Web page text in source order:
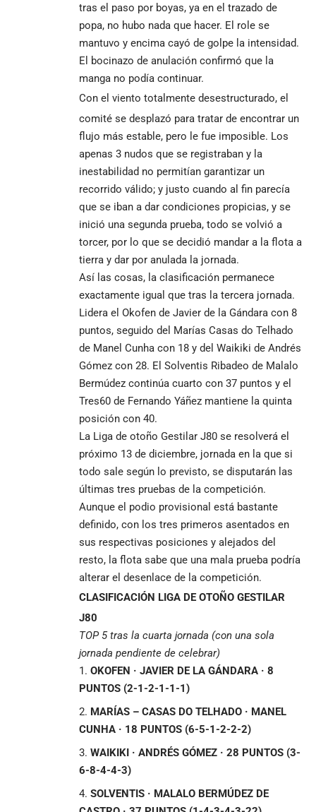
tras el paso por boyas, ya en el trazado de
popa, no hubo nada que hacer. El role se
mantuvo y encima cayó de golpe la intensidad.
El bocinazo de anulación confirmó que la
manga no podía continuar.
Con el viento totalmente desestructurado, el
comité se desplazó para tratar de encontrar un
flujo más estable, pero le fue imposible. Los
apenas 3 nudos que se registraban y la
inestabilidad no permitían garantizar un
recorrido válido; y justo cuando al fin parecía
que se iban a dar condiciones propicias, y se
inició una segunda prueba, todo se volvió a
torcer, por lo que se decidió mandar a la flota a
tierra y dar por anulada la jornada.
Así las cosas, la clasificación permanece
exactamente igual que tras la tercera jornada.
Lidera el Okofen de Javier de la Gándara con 8
puntos, seguido del Marías Casas do Telhado
de Manel Cunha con 18 y del Waikiki de Andrés
Gómez con 28. El Solventis Ribadeo de Malalo
Bermúdez continúa cuarto con 37 puntos y el
Tres60 de Fernando Yáñez mantiene la quinta
posición con 40.
La Liga de otoño Gestilar J80 se resolverá el
próximo 13 de diciembre, jornada en la que si
todo sale según lo previsto, se disputarán las
últimas tres pruebas de la competición.
Aunque el podio provisional está bastante
definido, con los tres primeros asentados en
sus respectivas posiciones y alejados del
resto, la flota sabe que una mala prueba podría
alterar el desenlace de la competición.
CLASIFICACIÓN LIGA DE OTOÑO GESTILAR
J80
TOP 5 tras la cuarta jornada (con una sola
jornada pendiente de celebrar)
OKOFEN · JAVIER DE LA GÁNDARA · 8
PUNTOS (2-1-2-1-1-1)
MARÍAS – CASAS DO TELHADO · MANEL
CUNHA · 18 PUNTOS (6-5-1-2-2-2)
WAIKIKI · ANDRÉS GÓMEZ · 28 PUNTOS (3-
6-8-4-4-3)
SOLVENTIS · MALALO BERMÚDEZ DE